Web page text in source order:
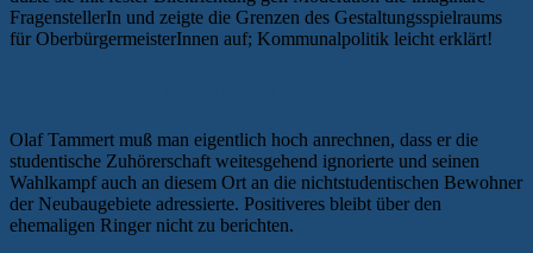
FragenstellerIn und zeigte die Grenzen des Gestaltungsspielraums
für OberbürgermeisterInnen auf; Kommunalpolitik leicht erklärt!
Olaf Tammert muß man eigentlich hoch anrechnen, dass er die
studentische Zuhörerschaft weitesgehend ignorierte und seinen
Wahlkampf auch an diesem Ort an die nichtstudentischen Bewohner
der Neubaugebiete adressierte. Positiveres bleibt über den
ehemaligen Ringer nicht zu berichten.